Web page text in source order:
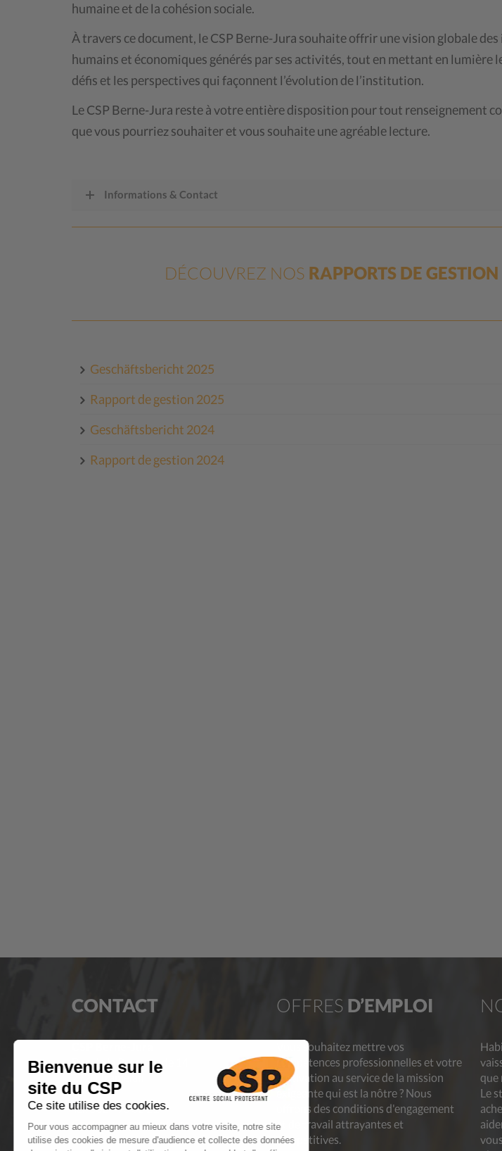
humaine et de la cohésion sociale.
À travers ce document, le CSP Berne-Jura souhaite offrir une vision globale
humains et économiques générés par ses activités, tout en mettant en lumière
défis et les perspectives qui façonnent l’évolution de l’institution.
Le CSP Berne-Jura reste à votre entière disposition pour tout renseignement
que vous pourriez souhaiter et vous souhaite une agréable lecture.
Informations & Contact
DÉCOUVREZ NOS RAPPORTS DE GESTION
Geschäftsbericht 2025
Rapport de gestion 2025
Geschäftsbericht 2024
Rapport de gestion 2024
CONTACT
Rue de la Promenade 14
Tél. 032 493 32 21
Contactez-nous par email
OFFRES D’EMPLOI
Vous souhaitez mettre vos
compétences professionnelles et votre
motivation au service de la mission
exigeante qui est la nôtre ? Nous
offrons des conditions d'engagement
et de travail attrayantes et
compétitives.
que
Le